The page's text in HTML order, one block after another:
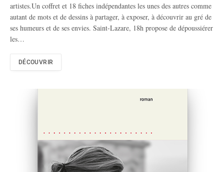
artistes.Un coffret et 18 fiches indépendantes les unes des autres comme
autant de mots et de dessins à partager, à exposer, à découvrir au gré de
ses humeurs et de ses envies. Saint-Lazare, 18h propose de dépoussiérer
les…
DÉCOUVRIR